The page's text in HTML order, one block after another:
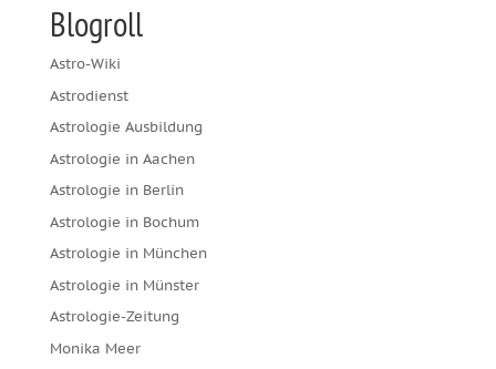
Blogroll
Astro-Wiki
Astrodienst
Astrologie Ausbildung
Astrologie in Aachen
Astrologie in Berlin
Astrologie in Bochum
Astrologie in München
Astrologie in Münster
Astrologie-Zeitung
Monika Meer